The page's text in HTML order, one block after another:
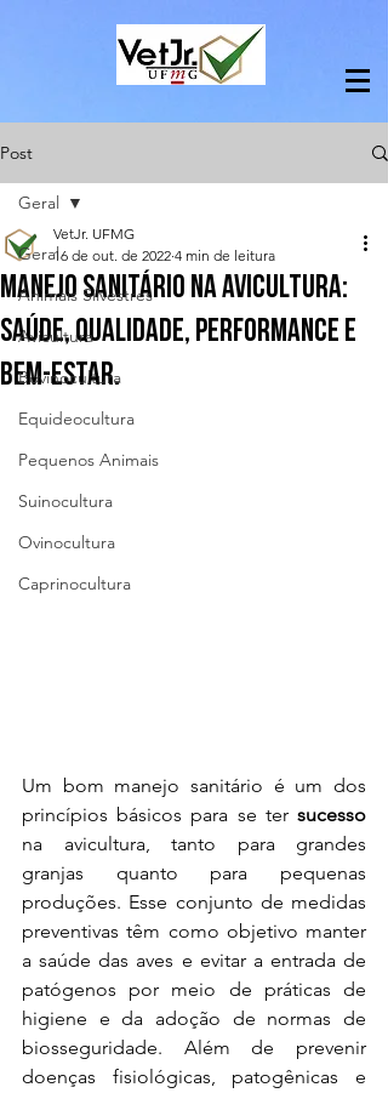
Post
Geral
Animais Silvestres
Avicultura
Bovinocultura
Equideocultura
Pequenos Animais
Suinocultura
Ovinocultura
Caprinocultura
Geral
Manejo Sanitário na avicultura:
saúde, qualidade, performance e
bem-estar.
VetJr. UFMG
16 de out. de 2022 4 min de leitura
Um bom manejo sanitário é um dos
princípios básicos para se ter
na avicultura, tanto para grandes
granjas quanto para pequenas
produções. Esse conjunto de medidas
preventivas têm como objetivo manter
a saúde das aves e evitar a entrada de
patógenos por meio de práticas de
higiene e da adoção de normas de
biosseguridade. Além de prevenir
doenças fisiológicas, patogênicas e